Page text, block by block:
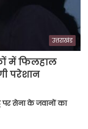
उत्तराखंड
में फिलहाल
परेशान
पर सेना के जवानों का